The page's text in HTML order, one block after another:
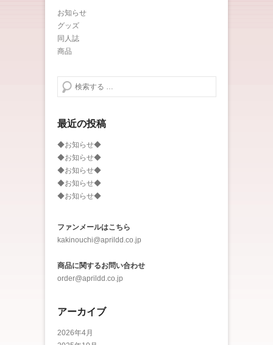
お知らせ
グッズ
同人誌
商品
検索する
最近の投稿
◆お知らせ◆
◆お知らせ◆
◆お知らせ◆
◆お知らせ◆
◆お知らせ◆
ファンメールはこちら
kakinouchi@aprildd.co.jp
商品に関するお問い合わせ
order@aprildd.co.jp
アーカイブ
2026年4月